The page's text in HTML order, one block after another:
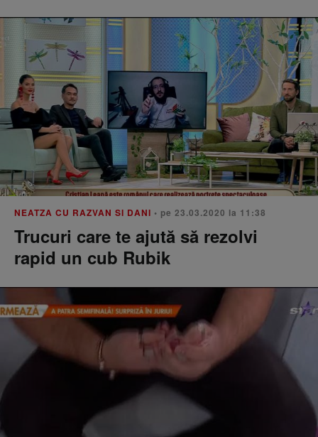
NEATZA CU RAZVAN SI DANI • pe 23.03.2020 la 11:38
Trucuri care te ajută să rezolvi
rapid un cub Rubik